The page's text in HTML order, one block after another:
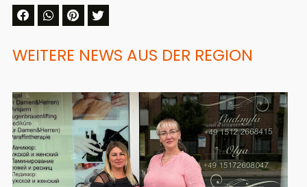
WEITERE NEWS AUS DER REGION